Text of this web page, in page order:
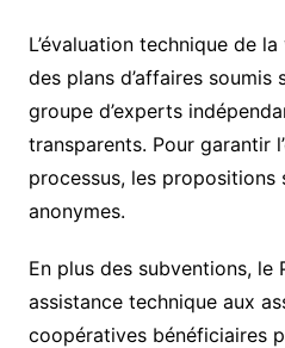
L’évaluation technique de
des plans d’affaires soumis
groupe d’experts
transparents. Pour garantir
processus, les propositions
anonymes.
En plus des subventions, le
assistance technique aux
coopératives bénéficiaires